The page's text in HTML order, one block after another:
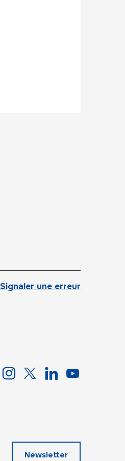
Signaler une erreur
Newsletter